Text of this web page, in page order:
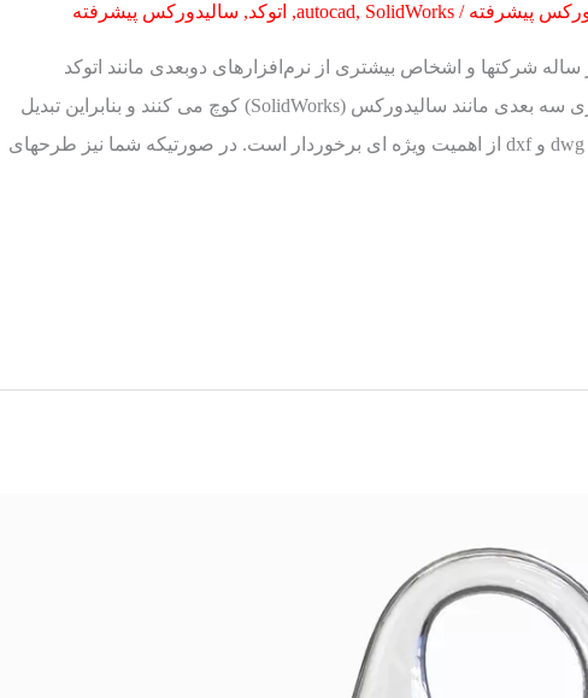
پیشرفته /
autocad, SolidWorks
, اتوکد, سالیدورکس پیشرفته
شرکتها و اشخاص بیشتری از نرم‌افزارهای دوبعدی مانند اتوکد
(AutoCAD) به نرم افزارهای مدل‌سازی سه بعدی مانند سالیدورکس (SolidWorks) کوچ می کنند و بنابراین تبدیل
داده‌های دو بعدی قدیمی مانند فایلهای dwg و dxf از اهمیت ویژه ای برخوردار است. در صورتیکه شما نیز طرحهای